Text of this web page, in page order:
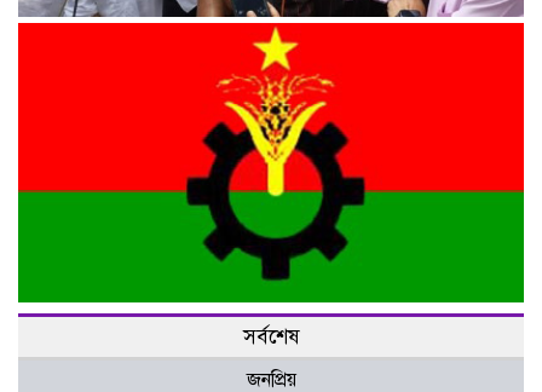
জাতীয় চার নেতা হত্যার পেছনে অনেক মোটিভ ছিল : স্বরাষ্ট্রমন্ত্রী
তিন জেলায় বিএনপির আহ্বায়ক কমিটি
সর্বশেষ
জনপ্রিয়